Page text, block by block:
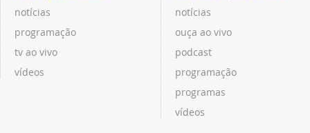
notícias
programação
tv ao vivo
vídeos
notícias
ouça ao vivo
podcast
programação
programas
vídeos